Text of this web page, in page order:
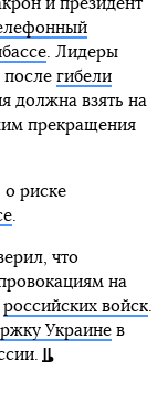
и президент
. Лидеры
после гибели
должна взять на
прекращения
о риске
.
что
на
российских войск.
Украинев